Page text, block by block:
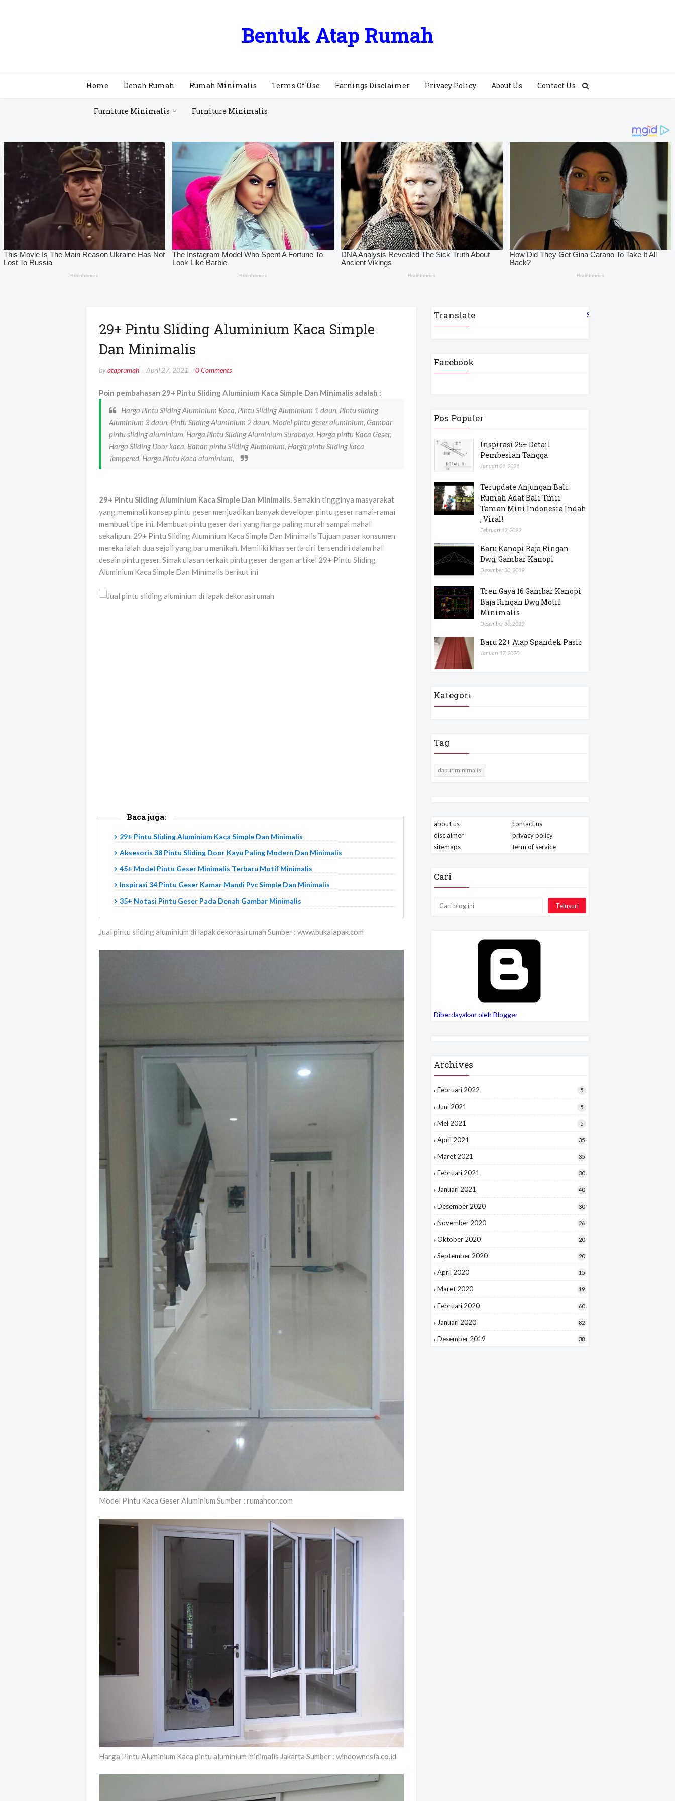
Bentuk Atap Rumah
Home Denah Rumah Rumah Minimalis Terms Of Use Earnings Disclaimer Privacy Policy About Us Contact Us
Furniture Minimalis Furniture Minimalis
29+ Pintu Sliding Aluminium Kaca Simple
Dan Minimalis
byataprumah April 27, 2021 0 Comments
Poin pembahasan 29+ Pintu Sliding Aluminium Kaca Simple Dan Minimalis adalah :
Harga Pintu Sliding Aluminium Kaca, Pintu Sliding Aluminium 1 daun, Pintu sliding
Aluminium 3 daun, Pintu Sliding Aluminium 2 daun, Model pintu geser aluminium, Gambar
pintu sliding aluminium, Harga Pintu Sliding Aluminium Surabaya, Harga pintu Kaca Geser,
Harga Sliding Door kaca, Bahan pintu Sliding Aluminium, Harga pintu Sliding kaca
Tempered, Harga Pintu Kaca aluminium,
29+ Pintu Sliding Aluminium Kaca Simple Dan Minimalis. Semakin tingginya masyarakat
yang meminati konsep pintu geser menjuadikan banyak developer pintu geser ramai-ramai
membuat tipe ini. Membuat pintu geser dari yang harga paling murah sampai mahal
sekalipun. 29+ Pintu Sliding Aluminium Kaca Simple Dan Minimalis Tujuan pasar konsumen
mereka ialah dua sejoli yang baru menikah. Memiliki khas serta ciri tersendiri dalam hal
desain pintu geser. Simak ulasan terkait pintu geser dengan artikel 29+ Pintu Sliding
Aluminium Kaca Simple Dan Minimalis berikut ini
Baca juga:
29+ Pintu Sliding Aluminium Kaca Simple Dan Minimalis
Aksesoris 38 Pintu Sliding Door Kayu Paling Modern Dan Minimalis
45+ Model Pintu Geser Minimalis Terbaru Motif Minimalis
Inspirasi 34 Pintu Geser Kamar Mandi Pvc Simple Dan Minimalis
35+ Notasi Pintu Geser Pada Denah Gambar Minimalis
Jual pintu sliding aluminium di lapak dekorasirumah Sumber : www.bukalapak.com
Model Pintu Kaca Geser Aluminium Sumber : rumahcor.com
Harga Pintu Aluminium Kaca pintu aluminium minimalis Jakarta Sumber : windownesia.co.id
Translate Select Language
Facebook
Pos Populer
Inspirasi 25+ Detail
Pembesian Tangga
Januari 01, 2021
Terupdate Anjungan Bali
Rumah Adat Bali Tmii
Taman Mini Indonesia Indah
, Viral!
Februari 12, 2022
Baru Kanopi Baja Ringan
Dwg, Gambar Kanopi
Desember 30, 2019
Tren Gaya 16 Gambar Kanopi
Baja Ringan Dwg Motif
Minimalis
Desember 30, 2019
Baru 22+ Atap Spandek Pasir
Januari 17, 2020
Kategori
Tag
dapur minimalis
about us
contact us
disclaimer
privacy policy
sitemaps
term of service
Cari
Diberdayakan oleh Blogger
Archives
Februari 2022 5
Juni 2021 5
Mei 2021 5
April 2021 35
Maret 2021 35
Februari 2021 30
Januari 2021 40
Desember 2020 30
November 2020 26
Oktober 2020 20
September 2020 20
April 2020 15
Maret 2020 19
Februari 2020 60
Januari 2020 82
Desember 2019 38